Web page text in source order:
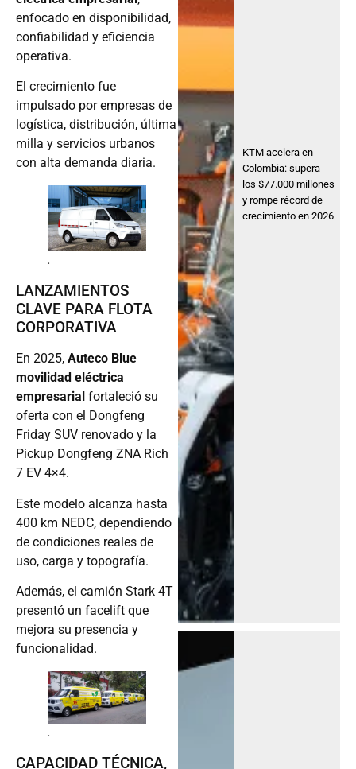
enfocado en disponibilidad,
confiabilidad y eficiencia
operativa.
El crecimiento fue
impulsado por empresas de
logística, distribución, última
milla y servicios urbanos
con alta demanda diaria.
.
LANZAMIENTOS
CLAVE PARA FLOTA
CORPORATIVA
En 2025, Auteco Blue
movilidad eléctrica
empresarial fortaleció su
oferta con el Dongfeng
Friday SUV renovado y la
Pickup Dongfeng ZNA Rich
7 EV 4×4.
Este modelo alcanza hasta
400 km NEDC, dependiendo
de condiciones reales de
uso, carga y topografía.
Además, el camión Stark 4T
presentó un facelift que
mejora su presencia y
funcionalidad.
.
CAPACIDAD TÉCNICA,
KTM acelera en
Colombia: supera
los $77.000 millones
y rompe récord de
crecimiento en 2026